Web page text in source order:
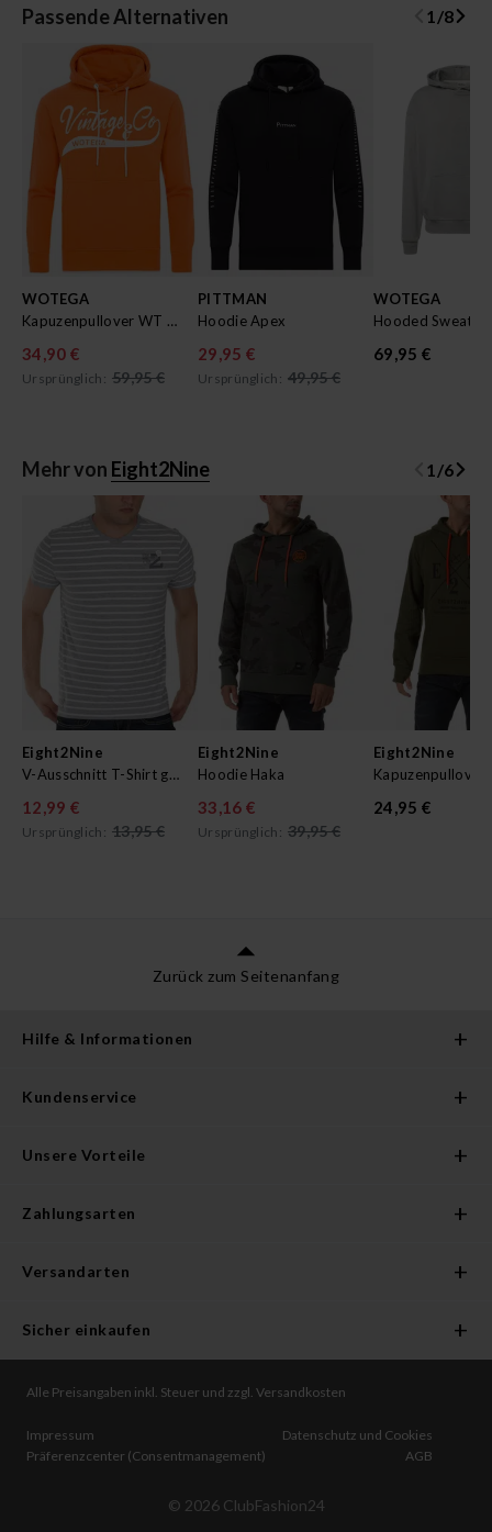
Passende Alternativen 1/8
WOTEGA
Kapuzenpullover WT Star
34,90 €
Ursprünglich: 59,95 €
PITTMAN
Hoodie Apex
29,95 €
Ursprünglich: 49,95 €
WOTEGA
69,95 €
Mehr von Eight2Nine 1 /6
Eight2Nine
V-Ausschnitt T-Shirt gestreift
12,99 €
Ursprünglich: 13,95 €
Eight2Nine
Hoodie Haka
33,16 €
Ursprünglich: 39,95 €
Eight2Nine
Kapuzenpullover
24,95 €
Zurück zum Seitenanfang
Hilfe & Informationen
Kundenservice
Unsere Vorteile
Zahlungsarten
Versandarten
Sicher einkaufen
Alle Preisangaben inkl. Steuer und zzgl. Versandkosten
Impressum
Datenschutz und Cookies
Präferenzcenter (Consentmanagement)
AGB
© 2026ClubFashion24